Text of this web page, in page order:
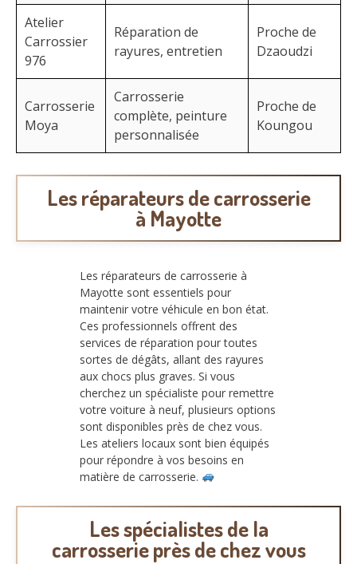
Atelier
Carrossier
976
Réparation de
rayures, entretien
Proche de
Dzaoudzi
Carrosserie
Moya
Carrosserie
complète, peinture
personnalisée
Proche de
Koungou
Les réparateurs de carrosserie
à Mayotte
Les réparateurs de carrosserie à
Mayotte sont essentiels pour
maintenir votre véhicule en bon état.
Ces professionnels offrent des
services de réparation pour toutes
sortes de dégâts, allant des rayures
aux chocs plus graves. Si vous
cherchez un spécialiste pour remettre
votre voiture à neuf, plusieurs options
sont disponibles près de chez vous.
Les ateliers locaux sont bien équipés
pour répondre à vos besoins en
matière de carrosserie.
Les spécialistes de la
carrosserie près de chez vous